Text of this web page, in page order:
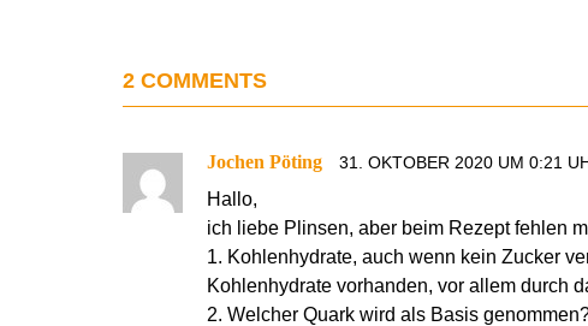
2 COMMENTS
Jochen Pöting 31. OKTOBER 2020 UM 0:21
Hallo,
ich liebe Plinsen, aber beim Rezept fehlen
1. Kohlenhydrate, auch wenn kein Zucker
Kohlenhydrate vorhanden, vor allem durch
2. Welcher Quark wird als Basis